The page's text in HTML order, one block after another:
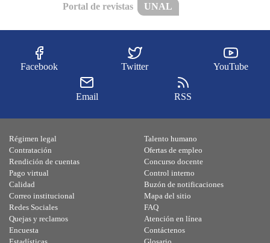
Portal de revistas UNAL
Facebook Twitter YouTube
Email RSS
Régimen legal
Contratación
Rendición de cuentas
Pago virtual
Calidad
Talento humano
Ofertas de empleo
Concurso docente
Control interno
Buzón de notificaciones
Correo institucional
Redes Sociales
Quejas y reclamos
Encuesta
Mapa del sitio
FAQ
Atención en línea
Contáctenos